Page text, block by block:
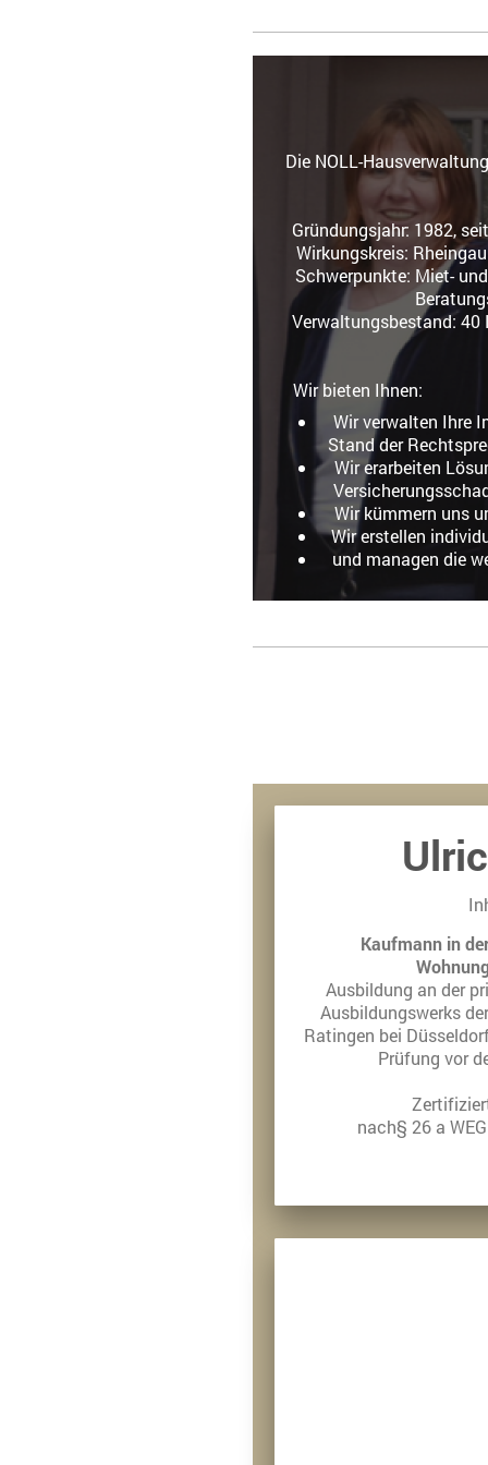
Die NOLL-
Schwerpunkte: Miet-
Wir
Wir verwalten Ihre
Wir
Wir kümmern
Wir erstellen
und managen die
Kaufmann in
Ausbildung an der
Ausbildungswerks
Ratingen bei
Prüfung vor
nach§ 26 a